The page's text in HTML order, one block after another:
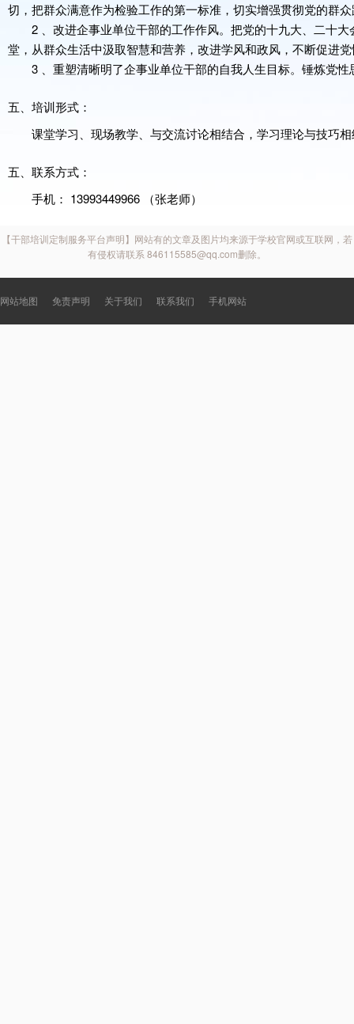
切，把群众满意作为检验工作的第一标准，切实增强贯彻党的群
2 、改进企事业单位干部的工作作风。把党的十九大、二十
堂，从群众生活中汲取智慧和营养，改进学风和政风，不断促进
3 、重塑清晰明了企事业单位干部的自我人生目标。锤炼党
五、培训形式：
课堂学习、现场教学、与交流讨论相结合，学习理论与技巧
五、联系方式：
手机： 13993449966 （张老师）
【干部培训定制服务平台声明】网站有的文章及图片均来源于学校官网或互联网，若
有侵权请联系 846115585@qq.com删除。
网站地图 免责声明 关于我们 联系我们 手机网站